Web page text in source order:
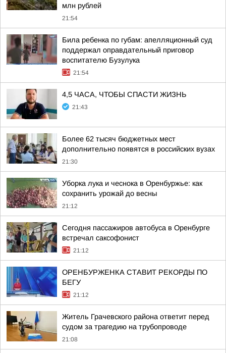
млн рублей
21:54
Била ребенка по губам: апелляционный суд
поддержал оправдательный приговор
воспитателю Бузулука
21:54
4,5 ЧАСА, ЧТОБЫ СПАСТИ ЖИЗНЬ
21:43
Более 62 тысяч бюджетных мест
дополнительно появятся в российских вузах
21:30
Уборка лука и чеснока в Оренбуржье: как
сохранить урожай до весны
21:12
Сегодня пассажиров автобуса в Оренбурге
встречал саксофонист
21:12
ОРЕНБУРЖЕНКА СТАВИТ РЕКОРДЫ ПО
БЕГУ
21:12
Житель Грачевского района ответит перед
судом за трагедию на трубопроводе
21:08